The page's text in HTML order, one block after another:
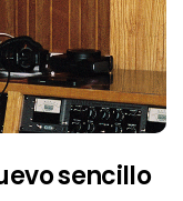
sencillo